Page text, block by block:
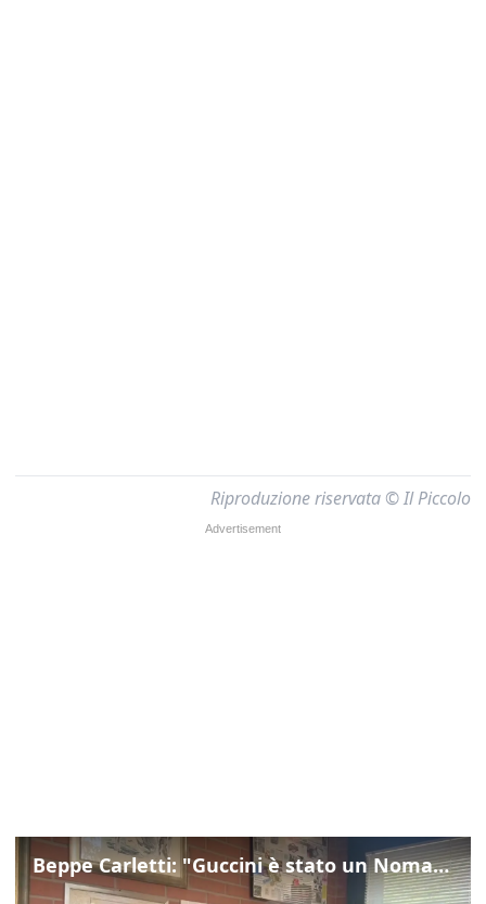
Riproduzione riservata © Il Piccolo
Beppe Carletti: "Guccini è stato un Nomade"